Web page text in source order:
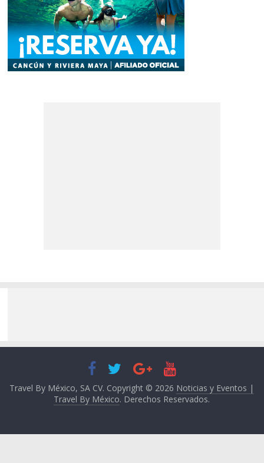
Travel By México, SA CV. Copyright © 2026 Noticias y Eventos |
Travel By México. Derechos Reservados.